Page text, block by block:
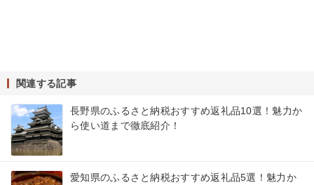
関連する記事
長野県のふるさと納税おすすめ返礼品10選！魅力か
ら使い道まで徹底紹介！
愛知県のふるさと納税おすすめ返礼品5選！魅力か